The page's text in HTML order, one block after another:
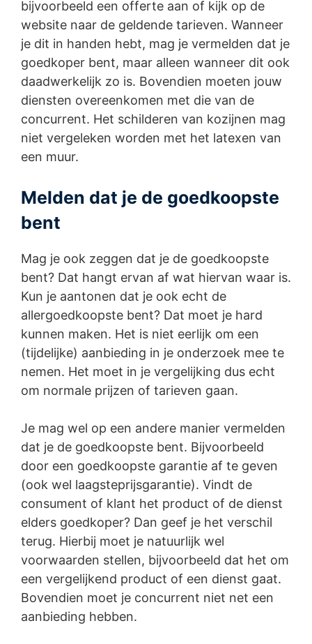
bijvoorbeeld een offerte aan of kijk op de
website naar de geldende tarieven. Wanneer
je dit in handen hebt, mag je vermelden dat je
goedkoper bent, maar alleen wanneer dit ook
daadwerkelijk zo is. Bovendien moeten jouw
diensten overeenkomen met die van de
concurrent. Het schilderen van kozijnen mag
niet vergeleken worden met het latexen van
een muur.
Melden dat je de goedkoopste
bent
Mag je ook zeggen dat je de goedkoopste
bent? Dat hangt ervan af wat hiervan waar is.
Kun je aantonen dat je ook echt de
allergoedkoopste bent? Dat moet je hard
kunnen maken. Het is niet eerlijk om een
(tijdelijke) aanbieding in je onderzoek mee te
nemen. Het moet in je vergelijking dus echt
om normale prijzen of tarieven gaan.
Je mag wel op een andere manier vermelden
dat je de goedkoopste bent. Bijvoorbeeld
door een goedkoopste garantie af te geven
(ook wel laagsteprijsgarantie). Vindt de
consument of klant het product of de dienst
elders goedkoper? Dan geef je het verschil
terug. Hierbij moet je natuurlijk wel
voorwaarden stellen, bijvoorbeeld dat het om
een vergelijkend product of een dienst gaat.
Bovendien moet je concurrent niet net een
aanbieding hebben.